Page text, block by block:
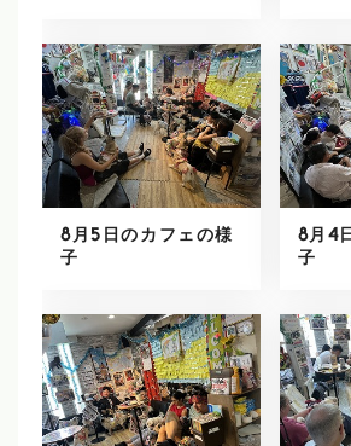
8月5日のカフェの様
子
8月4
子